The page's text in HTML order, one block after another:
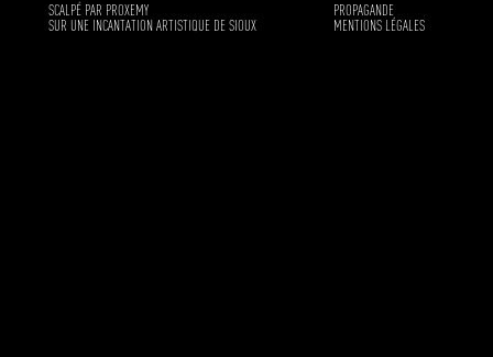
SCALPÉ PAR PROXEMY
SUR UNE INCANTATION ARTISTIQUE DE SIOUX
PROPAGANDE
MENTIONS LÉGALES